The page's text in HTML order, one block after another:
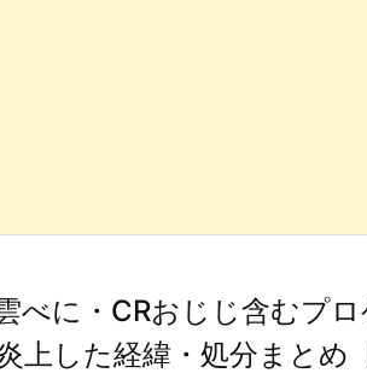
雲べに・CRおじじ含むプ
上した経緯・処分まとめ